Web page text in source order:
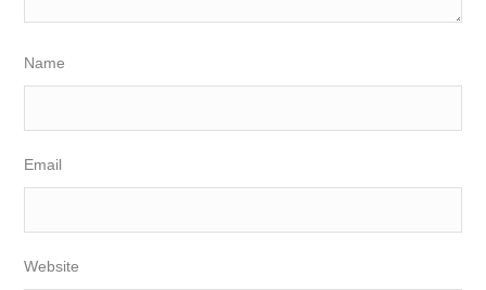
Name
Email
Website